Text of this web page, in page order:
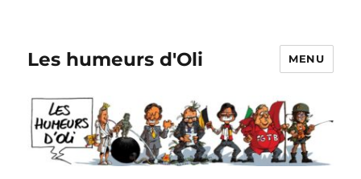
Les humeurs d'Oli MENU